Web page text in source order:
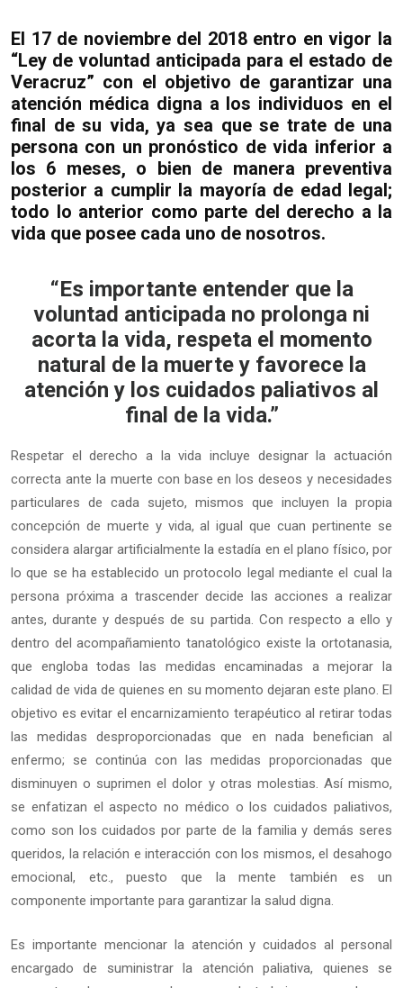
El 17 de noviembre del 2018 entro en vigor la
“Ley de voluntad anticipada para el estado de
Veracruz” con el objetivo de garantizar una
atención médica digna a los individuos en el
final de su vida, ya sea que se trate de una
persona con un pronóstico de vida inferior a
los 6 meses, o bien de manera preventiva
posterior a cumplir la mayoría de edad legal;
todo lo anterior como parte del derecho a la
vida que posee cada uno de nosotros.
“Es importante entender que la
voluntad anticipada no prolonga ni
acorta la vida, respeta el momento
natural de la muerte y favorece la
atención y los cuidados paliativos al
final de la vida.”
Respetar el derecho a la vida incluye designar la actuación
correcta ante la muerte con base en los deseos y necesidades
particulares de cada sujeto, mismos que incluyen la propia
concepción de muerte y vida, al igual que cuan pertinente se
considera alargar artificialmente la estadía en el plano físico, por
lo que se ha establecido un protocolo legal mediante el cual la
persona próxima a trascender decide las acciones a realizar
antes, durante y después de su partida. Con respecto a ello y
dentro del acompañamiento tanatológico existe la ortotanasia,
que engloba todas las medidas encaminadas a mejorar la
calidad de vida de quienes en su momento dejaran este plano. El
objetivo es evitar el encarnizamiento terapéutico al retirar todas
las medidas desproporcionadas que en nada benefician al
enfermo; se continúa con las medidas proporcionadas que
disminuyen o suprimen el dolor y otras molestias. Así mismo,
se enfatizan el aspecto no médico o los cuidados paliativos,
como son los cuidados por parte de la familia y demás seres
queridos, la relación e interacción con los mismos, el desahogo
emocional, etc., puesto que la mente también es un
componente importante para garantizar la salud digna.
Es importante mencionar la atención y cuidados al personal
encargado de suministrar la atención paliativa, quienes se